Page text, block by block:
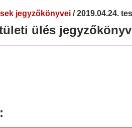
jegyzőkönyvei / 2019.04.24.
ülés